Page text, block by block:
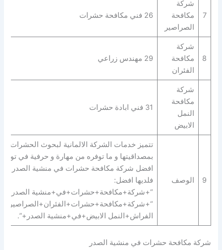
7
شركة
مكافحة
الصراصير
26 فني مكافحة حشرات
8
شركة
مكافحة
الفئران
29 مهندس زراعي
شركة
مكافحة
النمل
الابيض
31 فني ابادة حشرات
9 الوصف
تتميز خدمات الشركة الالمانية لبحوث الحشرات
بمصداقيتها و ما توفره من مهارة و حرفية في توفير
افضل شركة مكافحة حشرات في منشية الصدر
فلديها افضل:
“+شركة+مكافحة+حشرات+في+منشية الصدر+”
الفراش+النمل الابيض+في+منشية الصدر+”.
شركة مكافحة حشرات في منشية الصدر